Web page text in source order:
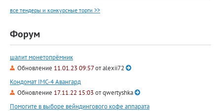
все тендеры и конкурсные торги >>
Форум
шалит монетопрёмник
Обновление 11.01.23 09:57отalexii72
Кондомат IMC-4 Авангард
Обновление 17.11.22 15:03 отqwertyshka
Помогите в выборе вейндингового кофе аппарата